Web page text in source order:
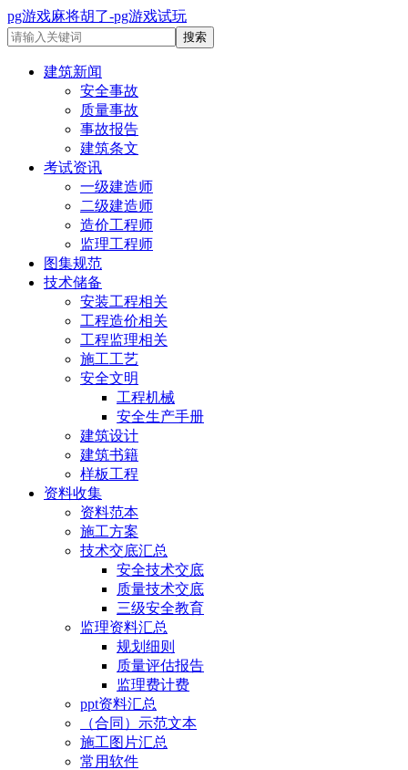
pg游戏麻将胡了-pg游戏试玩
建筑新闻
安全事故
质量事故
事故报告
建筑条文
考试资讯
一级建造师
二级建造师
造价工程师
监理工程师
图集规范
技术储备
安装工程相关
工程造价相关
工程监理相关
施工工艺
安全文明
工程机械
安全生产手册
建筑设计
建筑书籍
样板工程
资料收集
资料范本
施工方案
技术交底汇总
安全技术交底
质量技术交底
三级安全教育
监理资料汇总
规划细则
质量评估报告
监理费计费
ppt资料汇总
（合同）示范文本
施工图片汇总
常用软件